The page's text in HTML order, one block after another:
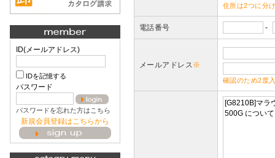
ID(メールアドレス)
IDを記憶する
パスワード
パスワードを忘れた方はこちら
新規会員登録はこちらから
住所は2つに分
電話番号 -
メールアドレス※
確認のため2度